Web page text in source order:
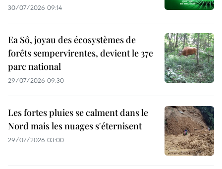
30/07/2026 09:14
Ea Sô, joyau des écosystèmes de
forêts sempervirentes, devient le 37e
parc national
29/07/2026 09:30
Les fortes pluies se calment dans le
Nord mais les nuages s'éternisent
29/07/2026 03:00